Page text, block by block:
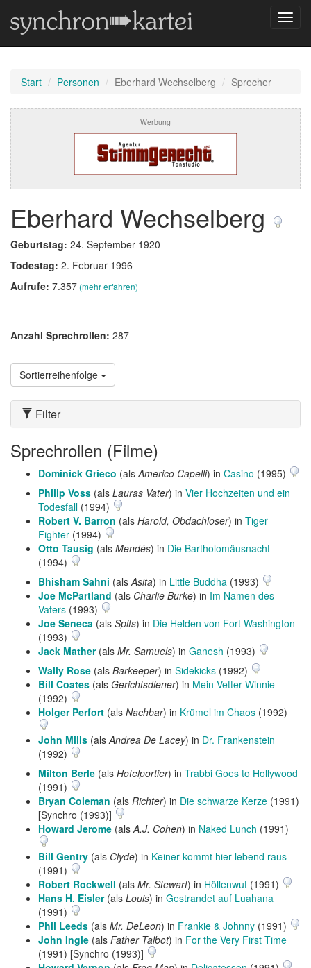
Start Personen Eberhard Wechselberg Sprecher
Werbung
Eberhard Wechselberg
Geburtstag: 24. September 1920
Todestag: 2. Februar 1996
Aufrufe: 7.357(mehr erfahren)
Anzahl Sprechrollen: 287
Sortierreihenfolge
Filter
Sprechrollen (Filme)
Dominick Grieco (alsAmerico Capelli) in Casino (1995)
Philip Voss (als Lauras Vater) in Vier Hochzeiten und ein
Todesfall (1994)
Robert V. Barron (als Harold, Obdachloser) in Tiger
Fighter (1994)
Otto Tausig (als Mendés) in Die Bartholomäusnacht
(1994)
Bhisham Sahni (alsAsita) in Little Buddha (1993)
Joe McPartland (als Charlie Burke) in Im Namen des
Vaters (1993)
Joe Seneca (als Spits) in Die Helden von Fort Washington
(1993)
Jack Mather(als Mr. Samuels) in Ganesh (1993)
Wally Rose (als Barkeeper) in Sidekicks (1992)
Bill Coates (als Gerichtsdiener) in Mein Vetter Winnie
(1992)
Holger Perfort (als Nachbar) in Krümel im Chaos (1992)
John Mills (alsAndrea De Lacey) in Dr. Frankenstein
(1992)
Milton Berle (als Hotelportier) in Trabbi Goes to Hollywood
(1991)
Bryan Coleman (als Richter) in Die schwarze Kerze (1991)
[Synchro (1993)]
Howard Jerome (alsA.J. Cohen) in Naked Lunch (1991)
Bill Gentry (als Clyde) in Keiner kommt hier lebend raus
(1991)
Robert Rockwell (als Mr. Stewart) in Höllenwut (1991)
Hans H. Eisler(als Louis) in Gestrandet auf Luahana
(1991)
Phil Leeds (als Mr. DeLeon) in Frankie & Johnny (1991)
John Ingle (als Father Talbot) in For the Very First Time
(1991) [Synchro (1993)]